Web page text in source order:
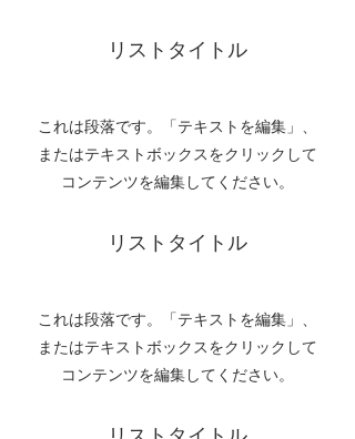
リストタイトル
これは段落です。「テキストを編集」、
またはテキストボックスをクリックして
コンテンツを編集してください。
リストタイトル
これは段落です。「テキストを編集」、
またはテキストボックスをクリックして
コンテンツを編集してください。